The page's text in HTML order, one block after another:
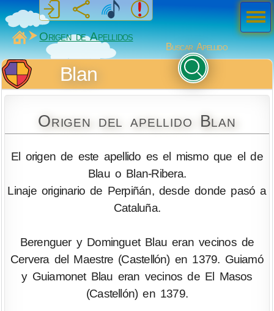
MiSabueso
Origen de Apellidos
Buscar Apellido
Blan
Origen del apellido Blan
El origen de este apellido es el mismo que el de
Blau o Blan-Ribera.
Linaje originario de Perpiñán, desde donde pasó a
Cataluña.
Berenguer y Dominguet Blau eran vecinos de
Cervera del Maestre (Castellón) en 1379. Guiamó
y Guiamonet Blau eran vecinos de El Masos
(Castellón) en 1379.
Men
ú